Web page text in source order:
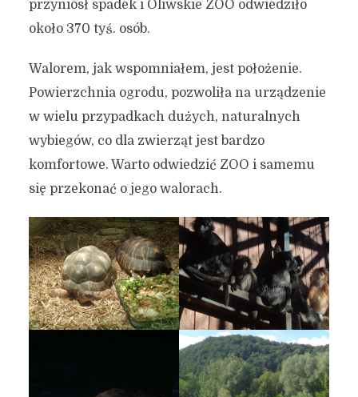
przyniósł spadek i Oliwskie ZOO odwiedziło
około 370 tyś. osób.
Walorem, jak wspomniałem, jest położenie.
Powierzchnia ogrodu, pozwoliła na urządzenie
w wielu przypadkach dużych, naturalnych
wybiegów, co dla zwierząt jest bardzo
komfortowe. Warto odwiedzić ZOO i samemu
się przekonać o jego walorach.